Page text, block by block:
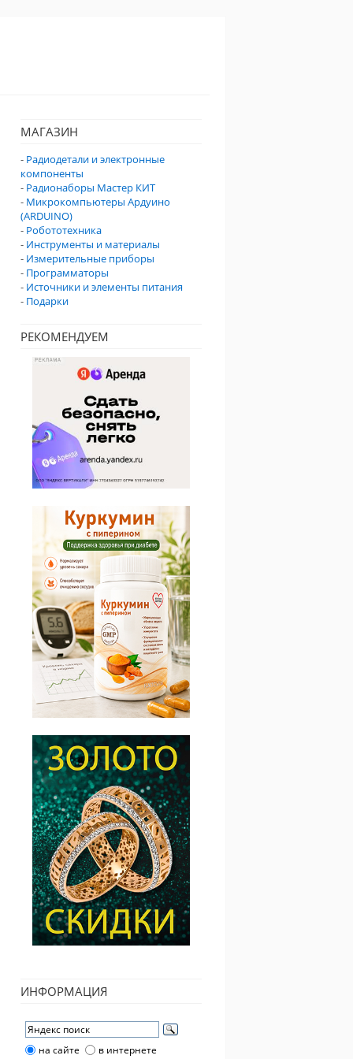
МАГАЗИН
- Радиодетали и электронные
компоненты
- Радионаборы Мастер КИТ
- Микрокомпьютеры Ардуино
(ARDUINO)
- Робототехника
- Инструменты и материалы
- Измерительные приборы
- Программаторы
- Источники и элементы питания
- Подарки
РЕКОМЕНДУЕМ
ИНФОРМАЦИЯ
на сайте в интернете